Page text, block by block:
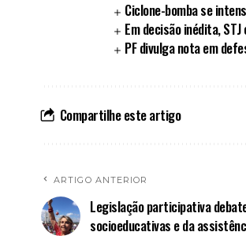
Ciclone-bomba se
Em decisão inédita,
PF divulga nota em
Compartilhe este artigo
ARTIGO ANTERIOR
Legislação participativa
socioeducativas e da